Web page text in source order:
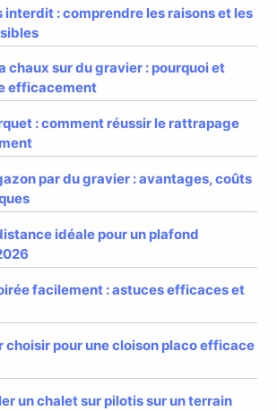
interdit : comprendre les raisons et les
chaux sur du gravier : pourquoi et
efficacement
: comment réussir le rattrapage
par du gravier : avantages, coûts
idéale pour un plafond
facilement : astuces efficaces et
choisir pour une cloison placo efficace
un chalet sur pilotis sur un terrain